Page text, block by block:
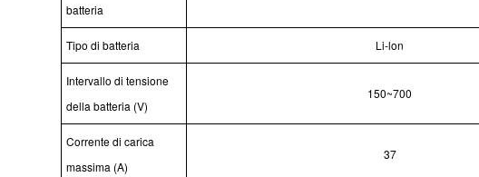
batteria
Tipo di batteria Li-lon
Intervallo di tensione
della batteria (V)
150~700
Corrente di carica
massima (A)
37